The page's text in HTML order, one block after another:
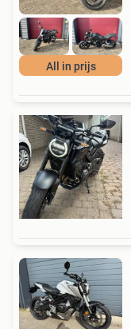
All in prijs